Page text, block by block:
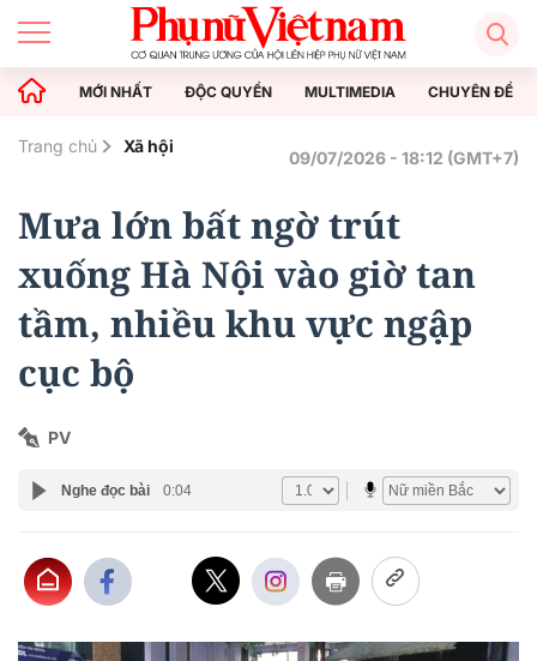
MỚI NHẤT ĐỘC QUYỀN MULTIMEDIA CHUYÊN ĐỀ
Trang chủ Xã hội
09/07/2026 - 18:12 (GMT+7)
Mưa lớn bất ngờ trút
xuống Hà Nội vào giờ tan
tầm, nhiều khu vực ngập
cục bộ
PV
Nghe đọc bài 0:04